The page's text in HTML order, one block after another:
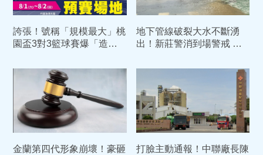
誇張！號稱「規模最大」桃
園盃3對3籃球賽爆「造假
生成
地下管線破裂大水不斷湧
出！新莊警消到場警戒 聯
金蘭第四代形象崩壞！豪砸
打臉主動通報！中聯廠長陳